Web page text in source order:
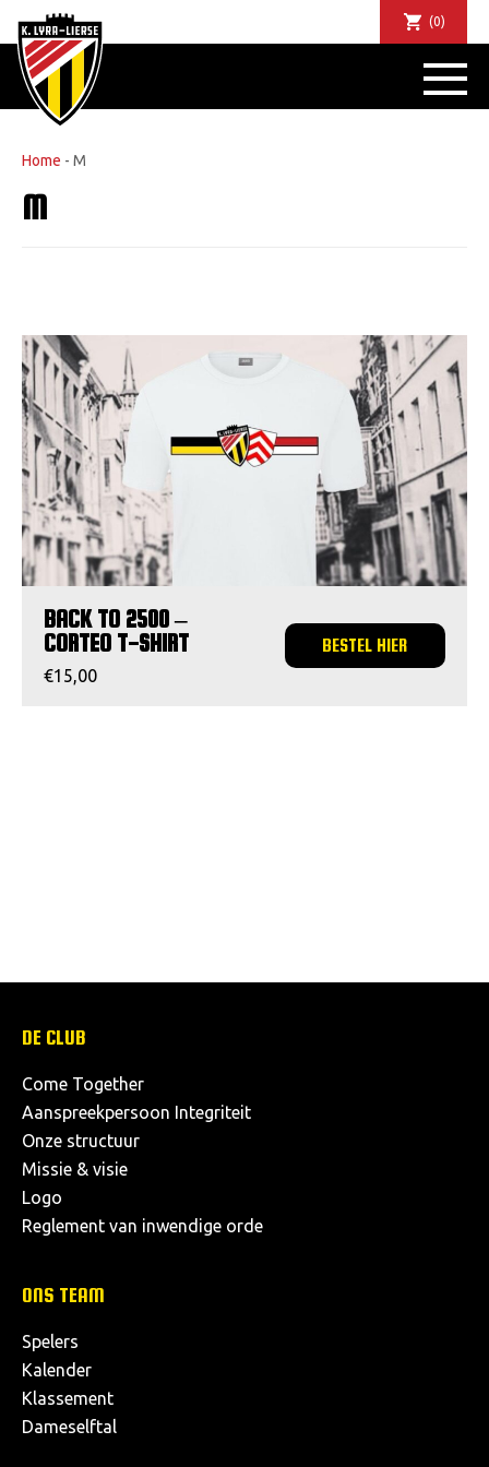
(0)
Home - M
M
BACK TO 2500 –
CORTEO T-SHIRT
€15,00
BESTEL HIER
NIEUWS
DE CLUB
BUSINESS CLUB
MATCHDINERS
CLUBAPP
FANSHOP
FAQ
VACATURES
CONTACTEER ONS
DE CLUB
Come Together
Aanspreekpersoon Integriteit
Onze structuur
Missie & visie
Logo
Reglement van inwendige orde
ONS TEAM
Spelers
Kalender
Klassement
Dameselftal